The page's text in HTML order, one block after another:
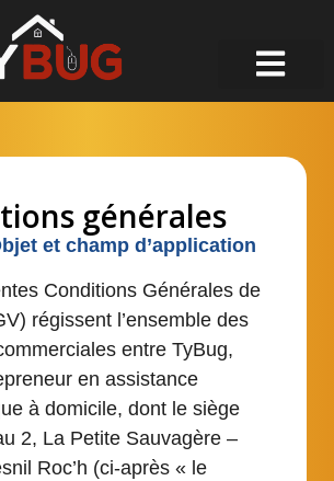
générales
et champ d’application
Conditions Générales de
régissent l’ensemble des
entre TyBug,
en assistance
à domicile, dont le siège
2, La Petite Sauvagère –
Roc’h (ci-après « le